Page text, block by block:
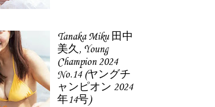
Tanaka Miku 田中
美久, Young
Champion 2024
No.14 (ヤングチ
ャンピオン 2024
年14号)